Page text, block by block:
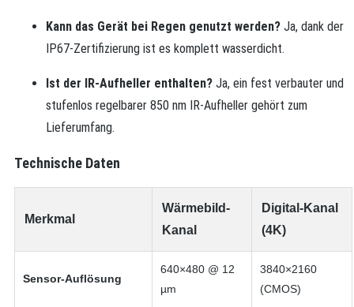
Kann das Gerät bei Regen genutzt werden? Ja, dank der
IP67-Zertifizierung ist es komplett wasserdicht.
Ist der IR-Aufheller enthalten? Ja, ein fest verbauter und
stufenlos regelbarer 850 nm IR-Aufheller gehört zum
Lieferumfang.
Technische Daten
Merkmal
Wärmebild-
Kanal
Digital-Kanal
(4K)
Sensor-Auflösung
640×480 @ 12
µm
3840×2160
(CMOS)